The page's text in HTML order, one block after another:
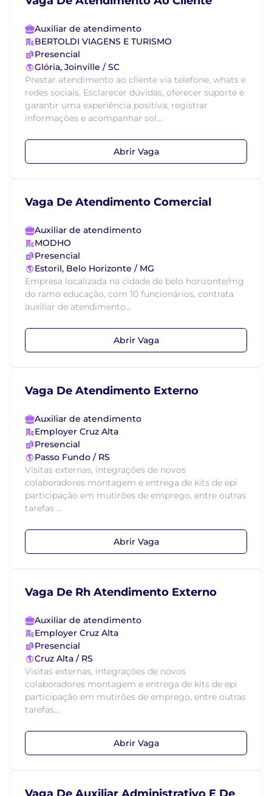
Auxiliar de atendimento
BERTOLDI VIAGENS E TURISMO
Presencial
Glória, Joinville / SC
Prestar atendimento ao cliente via telefone, whats e
redes sociais. Esclarecer dúvidas, oferecer suporte e
garantir uma experiência positiva; registrar
informações e acompanhar sol...
Abrir Vaga
Vaga De Atendimento Comercial
Auxiliar de atendimento
MODHO
Presencial
Estoril, Belo Horizonte / MG
Empresa localizada na cidade de belo horizonte/mg
do ramo educação, com 10 funcionários, contrata
auxiliar de atendimento...
Abrir Vaga
Vaga De Atendimento Externo
Auxiliar de atendimento
Employer Cruz Alta
Presencial
Passo Fundo / RS
Visitas externas, integrações de novos
colaboradores montagem e entrega de kits de epi
participação em mutirões de emprego, entre outras
tarefas ...
Abrir Vaga
Vaga De Rh Atendimento Externo
Auxiliar de atendimento
Employer Cruz Alta
Presencial
Cruz Alta / RS
Visitas externas, integrações de novos
colaboradores montagem e entrega de kits de epi
participação em mutirões de emprego, entre outras
tarefas...
Abrir Vaga